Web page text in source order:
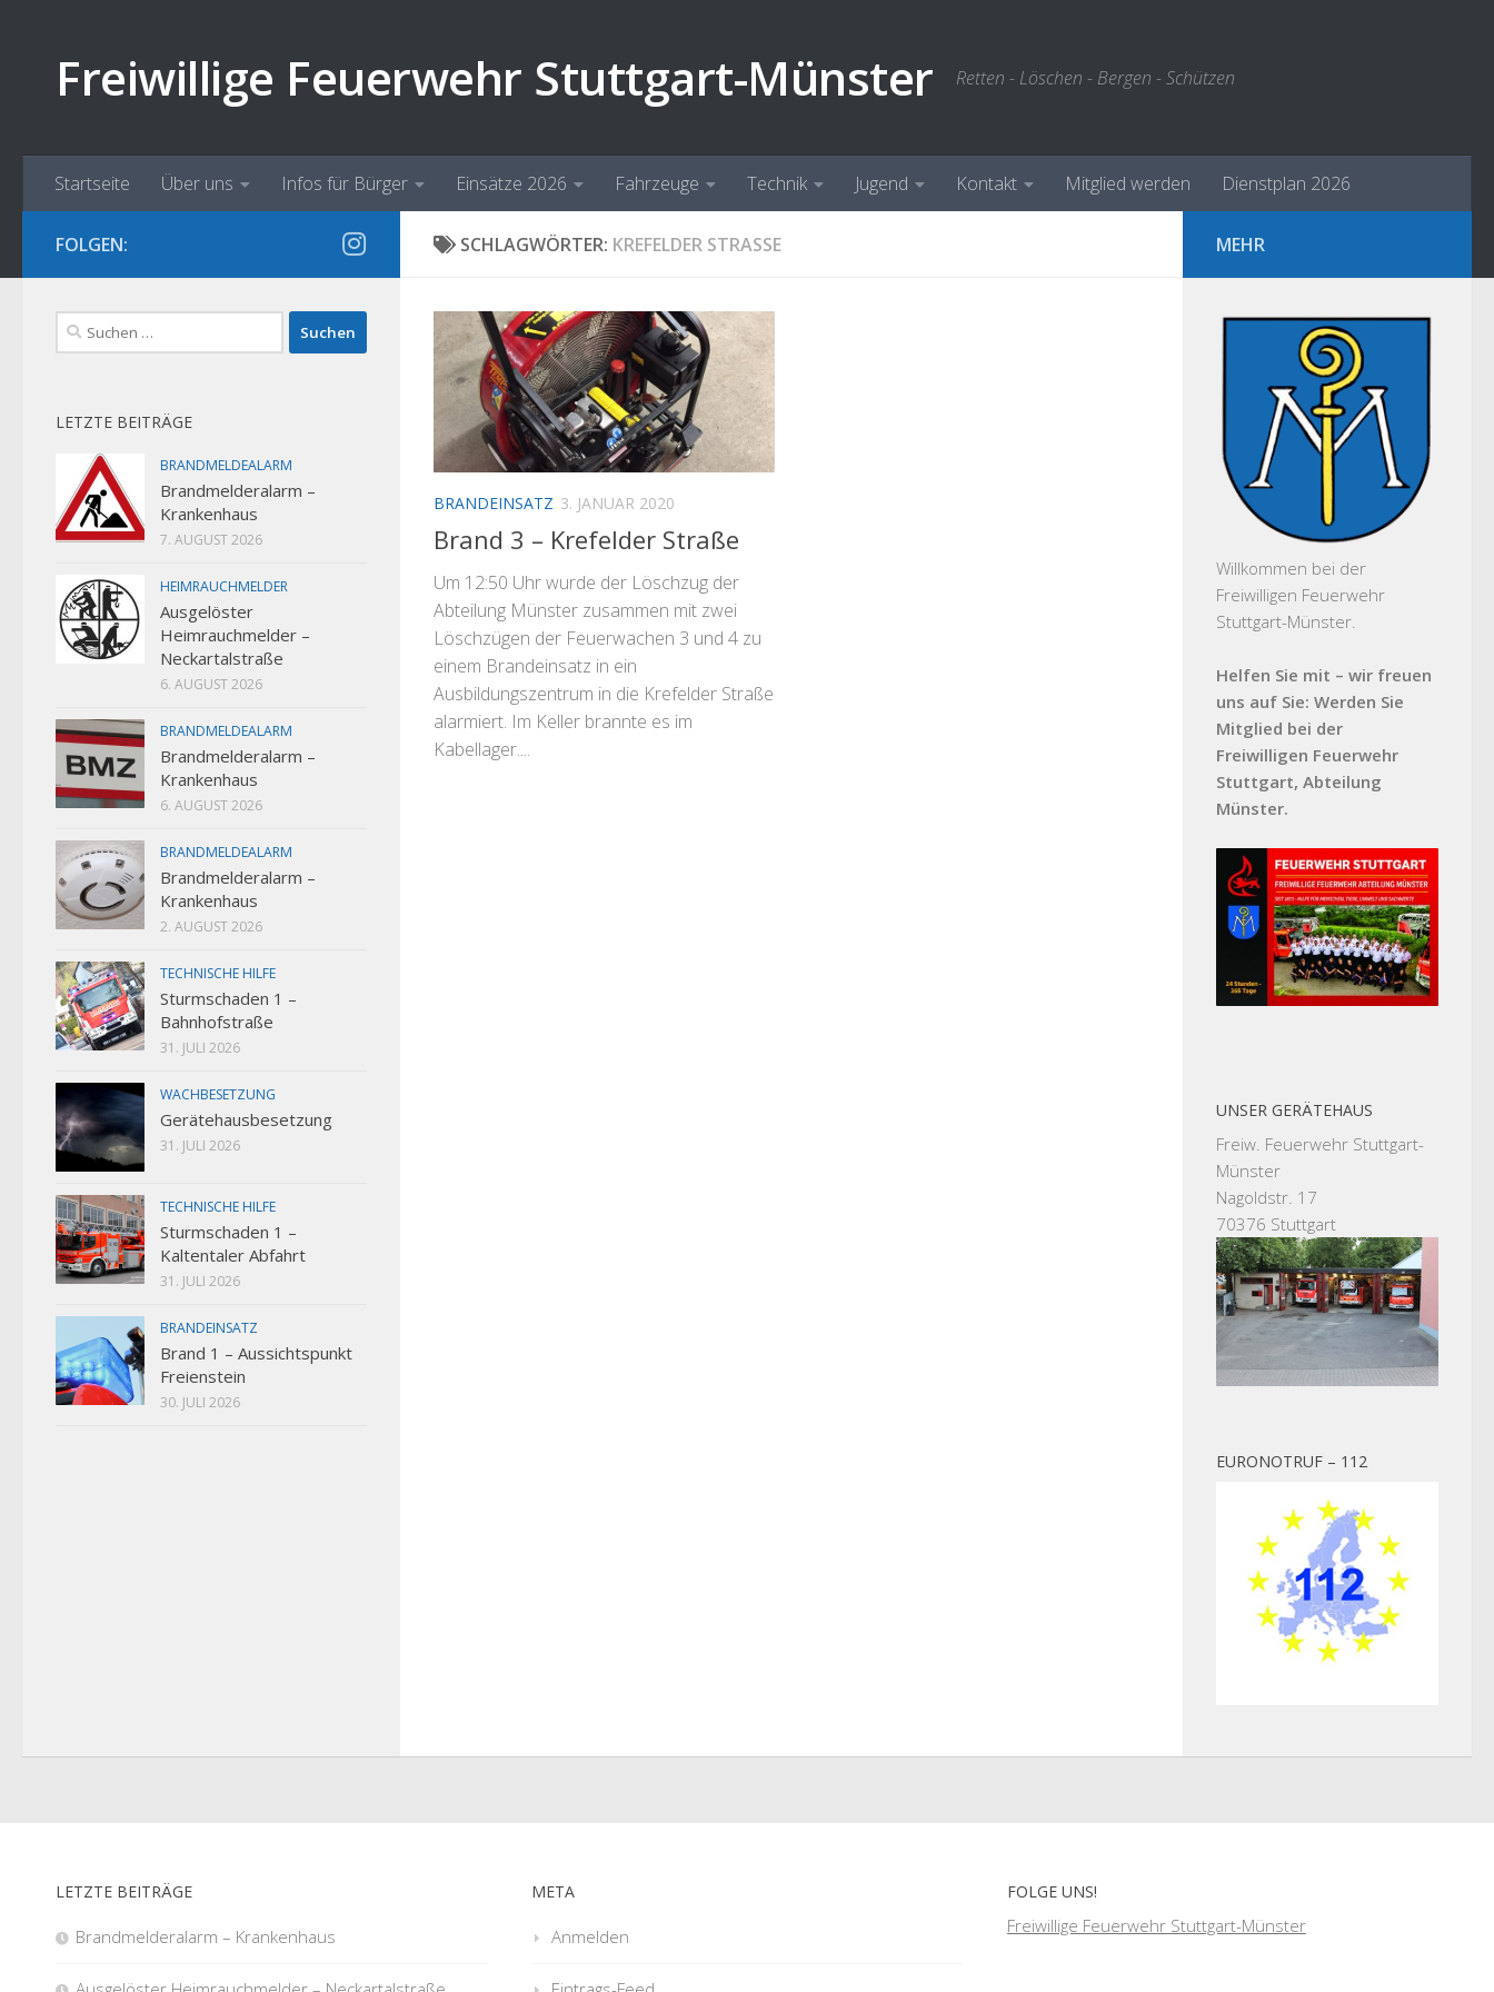
Freiwillige Feuerwehr Stuttgart-Münster Retten - Löschen - Bergen - Schützen
Startseite Über uns Infos für Bürger Einsätze 2026 Fahrzeuge Technik Jugend Kontakt Mitglied werden Dienstplan 2026
SCHLAGWÖRTER: KREFELDER STRASSE
BRANDEINSATZ 3. JANUAR 2020
Brand 3 – Krefelder Straße
Um 12:50 Uhr wurde der Löschzug der
Abteilung Münster zusammen mit zwei
Löschzügen der Feuerwachen 3 und 4 zu
einem Brandeinsatz in ein
Ausbildungszentrum in die Krefelder Straße
alarmiert. Im Keller brannte es im
Kabellager....
FOLGEN:
Suchen
nach:
LETZTE BEITRÄGE
BRANDMELDEALARM
Brandmelderalarm –
Krankenhaus
7. AUGUST 2026
HEIMRAUCHMELDER
Ausgelöster
Heimrauchmelder –
Neckartalstraße
6. AUGUST 2026
BRANDMELDEALARM
Brandmelderalarm –
Krankenhaus
6. AUGUST 2026
BRANDMELDEALARM
Brandmelderalarm –
Krankenhaus
2. AUGUST 2026
TECHNISCHE HILFE
Sturmschaden 1 –
Bahnhofstraße
31. JULI 2026
WACHBESETZUNG
Gerätehausbesetzung
31. JULI 2026
TECHNISCHE HILFE
Sturmschaden 1 –
Kaltentaler Abfahrt
31. JULI 2026
BRANDEINSATZ
Brand 1 – Aussichtspunkt
Freienstein
30. JULI 2026
MEHR
Willkommen bei der
Freiwilligen Feuerwehr
Stuttgart-Münster.
Helfen Sie mit – wir freuen
uns auf Sie: Werden Sie
Mitglied bei der
Freiwilligen Feuerwehr
Stuttgart, Abteilung
Münster.
UNSER GERÄTEHAUS
Freiw. Feuerwehr Stuttgart-
Münster
Nagoldstr. 17
70376 Stuttgart
EURONOTRUF – 112
LETZTE BEITRÄGE
Brandmelderalarm – Krankenhaus
META
Anmelden
FOLGE UNS!
Freiwillige Feuerwehr Stuttgart-Münster